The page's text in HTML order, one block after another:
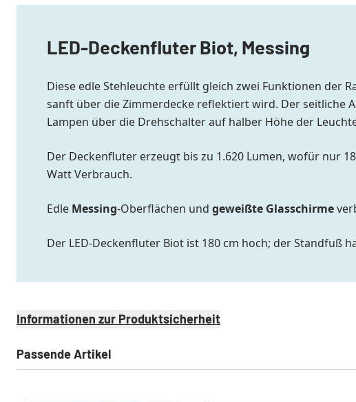
LED-Deckenfluter Biot, Messing
Diese edle Stehleuchte erfüllt gleich zwei Funktionen der
sanft über die Zimmerdecke reflektiert wird. Der seitliche
Lampen über die Drehschalter auf halber Höhe der
Der Deckenfluter erzeugt bis zu 1.620 Lumen, wofür nur
Watt Verbrauch.
Edle Messing-Oberflächen und geweißte Glasschirme
Der LED-Deckenfluter Biot ist 180 cm hoch; der Standfuß
Informationen zur Produktsicherheit
Passende Artikel